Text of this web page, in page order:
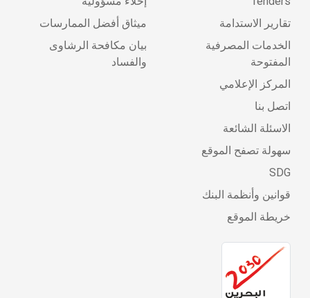
تقارير الاستدامة
الخدمات المصرفية
المفتوحة
المركز الإعلامي
اتصل بنا
الاسئلة الشائعة
سهولة تصفح الموقع
SDG
قوانين وأنظمة البنك
خريطة الموقع
ميثاق أفضل الممارسات
بيان مكافحة الرشاوى
والفساد